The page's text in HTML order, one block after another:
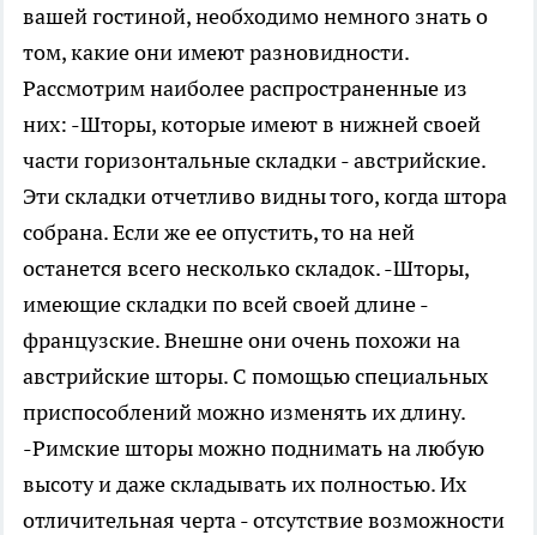
вашей гостиной, необходимо немного знать о
том, какие они имеют разновидности.
Рассмотрим наиболее распространенные из
них: -Шторы, которые имеют в нижней своей
части горизонтальные складки - австрийские.
Эти складки отчетливо видны того, когда штора
собрана. Если же ее опустить, то на ней
останется всего несколько складок. -Шторы,
имеющие складки по всей своей длине -
французские. Внешне они очень похожи на
австрийские шторы. С помощью специальных
приспособлений можно изменять их длину.
-Римские шторы можно поднимать на любую
высоту и даже складывать их полностью. Их
отличительная черта - отсутствие возможности